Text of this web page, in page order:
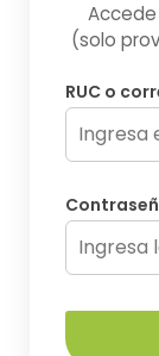
(solo
RUC o